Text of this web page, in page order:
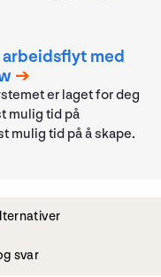
med
er laget for deg
mulig tid på
mulig tid på å skape.
svar